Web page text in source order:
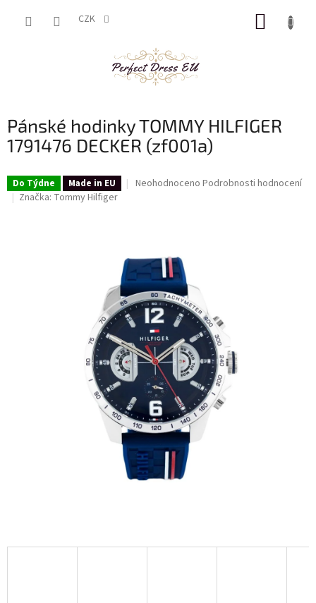
CZK
Pánské hodinky TOMMY HILFIGER
1791476 DECKER (zf001a)
Do Týdne Made in EU
Průměrné
5
hvězdiček.
Neohodnoceno Podrobnosti hodnocení
Značka: Tommy Hilfiger